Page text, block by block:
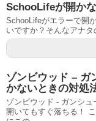
SchooLifeが開か
SchooLifeがエラーで開
いですか？そんなアナタ
ゾンビウッド – ガ
かないときの対処
ゾンビウッド - ガンシュ
開いてもすぐ落ちる！